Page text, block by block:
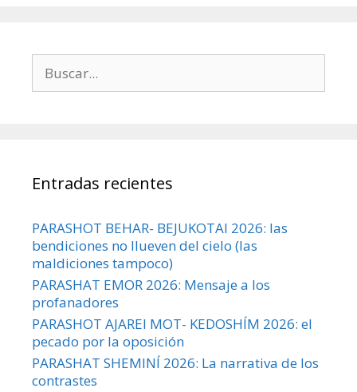
Entradas recientes
PARASHOT BEHAR- BEJUKOTAI 2026: las
bendiciones no llueven del cielo (las
maldiciones tampoco)
PARASHAT EMOR 2026: Mensaje a los
profanadores
PARASHOT AJAREI MOT- KEDOSHÍM 2026: el
pecado por la oposición
PARASHAT SHEMINÍ 2026: La narrativa de los
contrastes